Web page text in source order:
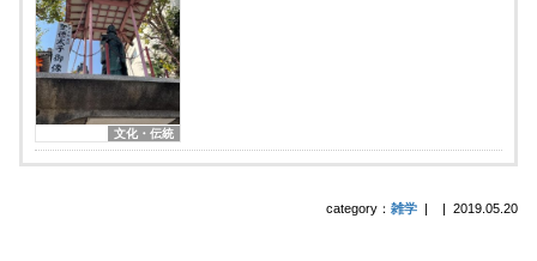
文化・伝統
category：雑学 | |2019.05.20